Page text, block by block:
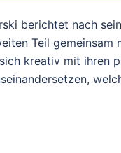
berichtet nach
Teil gemeinsam
kreativ mit ihren